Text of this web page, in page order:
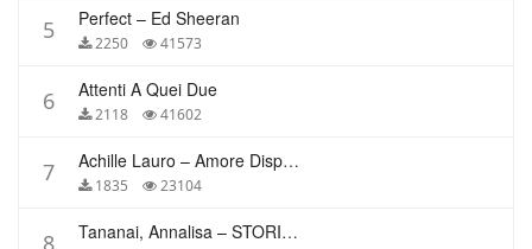
5 Perfect – Ed Sheeran
2250 41573
6 Attenti A Quei Due
2118 41602
7 Achille Lauro – Amore Disperato
1835 23104
8 Tananai, Annalisa – STORIE BREVI